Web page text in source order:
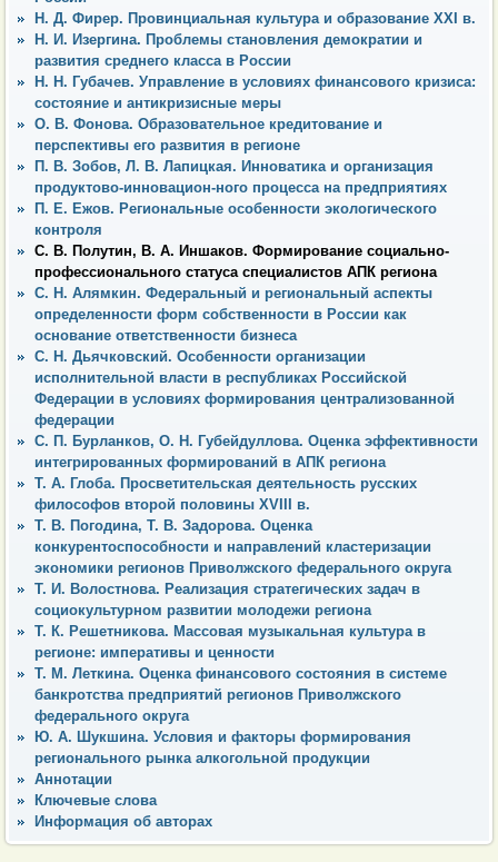
Н. Д. Фирер. Провинциальная культура и образование XXI в.
Н. И. Изергина. Проблемы становления демократии и
развития среднего класса в России
Н. Н. Губачев. Управление в условиях финансового кризиса:
состояние и антикризисные меры
О. В. Фонова. Образовательное кредитование и
перспективы его развития в регионе
П. В. Зобов, Л. В. Лапицкая. Инноватика и организация
продуктово-инновацион-ного процесса на предприятиях
П. Е. Ежов. Региональные особенности экологического
контроля
С. В. Полутин, В. А. Иншаков. Формирование социально-
профессионального статуса специалистов АПК региона
С. Н. Алямкин. Федеральный и региональный аспекты
определенности форм собственности в России как
основание ответственности бизнеса
С. Н. Дьячковский. Особенности организации
исполнительной власти в республиках Российской
Федерации в условиях формирования централизованной
федерации
С. П. Бурланков, О. Н. Губейдуллова. Оценка эффективности
интегрированных формирований в АПК региона
Т. А. Глоба. Просветительская деятельность русских
философов второй половины XVIII в.
Т. В. Погодина, Т. В. Задорова. Оценка
конкурентоспособности и направлений кластеризации
экономики регионов Приволжского федерального округа
Т. И. Волостнова. Реализация стратегических задач в
социокультурном развитии молодежи региона
Т. К. Решетникова. Массовая музыкальная культура в
регионе: императивы и ценности
Т. М. Леткина. Оценка финансового состояния в системе
банкротства предприятий регионов Приволжского
федерального округа
Ю. А. Шукшина. Условия и факторы формирования
регионального рынка алкогольной продукции
Аннотации
Ключевые слова
Информация об авторах